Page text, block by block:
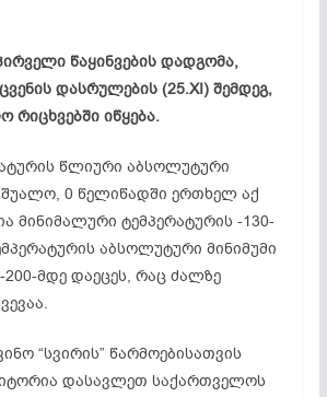
წაყინვების დადგომა,
დასრულების (25.XI) შემდეგ,
რიცხვებში იწყება.
წლიური აბსოლუტური
0 წელიწადში ერთხელ აქ
მინიმალური ტემპერატურის -130-
აბსოლუტური მინიმუმი
მდე დაეცეს, რაც ძალზე
“სვირის” წარმოებისათვის
დასავლეთ საქართველოს